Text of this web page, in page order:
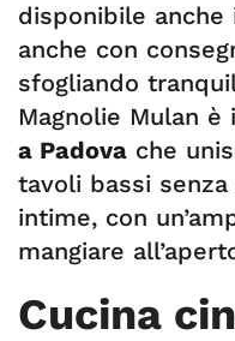
disponibile
anche con
sfogliando
Magnolie Mulan è
a Padova che
tavoli bassi
intime, con
mangiare
Cucina